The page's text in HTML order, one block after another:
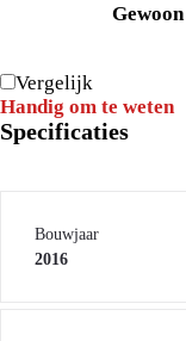
Vergelijk
Handig om te weten
Specificaties
Bouwjaar
2016